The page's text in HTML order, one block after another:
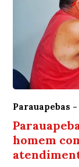
Parauapebas -
homem